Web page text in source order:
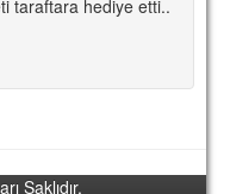
Saklıdır.